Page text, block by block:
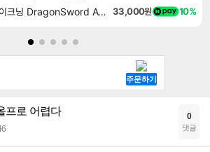
드래곤소드 어웨이크닝 DragonSword Awakening 33,000원 10%
프로 어렵다 0
댓글